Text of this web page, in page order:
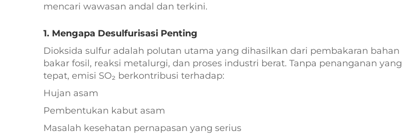
mencari wawasan andal dan terkini.
1. Mengapa Desulfurisasi Penting
Dioksida sulfur adalah polutan utama yang dihasilkan dari pembakaran bahan
bakar fosil, reaksi metalurgi, dan proses industri berat. Tanpa penanganan yang
tepat, emisi SO₂ berkontribusi terhadap:
Hujan asam
Pembentukan kabut asam
Masalah kesehatan pernapasan yang serius